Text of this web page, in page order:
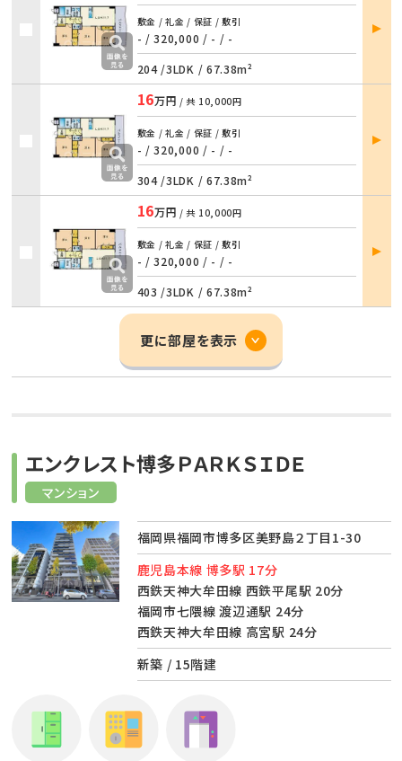
敷金 / 礼金 / 保証 / 敷引
- / 320,000 / - / -
204 /3LDK / 67.38m²
部屋
詳細
16万円 / 共 10,000円
敷金 / 礼金 / 保証 / 敷引
- / 320,000 / - / -
304 /3LDK / 67.38m²
部屋
詳細
16万円 / 共 10,000円
敷金 / 礼金 / 保証 / 敷引
- / 320,000 / - / -
403 /3LDK / 67.38m²
部屋
詳細
更に部屋を表示
マンション
エンクレスト博多ＰＡＲＫＳＩＤＥ
福岡県福岡市博多区美野島２丁目1-30
鹿児島本線 博多駅 17分
西鉄天神大牟田線 西鉄平尾駅 20分
福岡市七隈線 渡辺通駅 24分
西鉄天神大牟田線 高宮駅 24分
新築 / 15階建